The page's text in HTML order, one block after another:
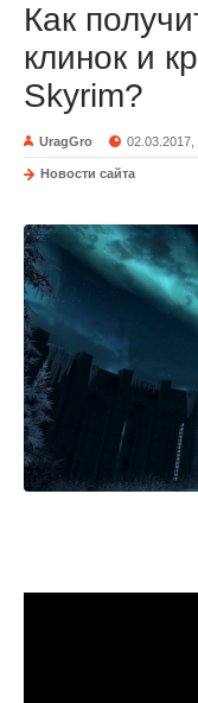
Как
клинок и
Skyrim?
UragGro 02.03.2017,
Новости сайта